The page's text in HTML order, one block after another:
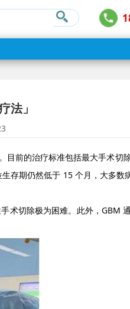
法」
目前的治疗标准包括最大手术切
存期仍然低于 15 个月，大多数
术切除极为困难。此外，GBM